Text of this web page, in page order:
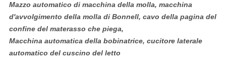
Mazzo automatico di macchina della molla, macchina
d'avvolgimento della molla di Bonnell, cavo della pagina del
confine del materasso che piega,
Macchina automatica della bobinatrice, cucitore laterale
automatico del cuscino del letto